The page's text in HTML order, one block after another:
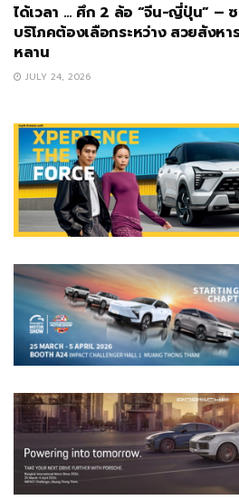
ได้เวลา … ศึก 2 ล้อ “จีน-ญี่ปุ่น” – ซ
บริโภคต้องเลือกระหว่าง สวยสังห
หลาน
JULY 24, 2026